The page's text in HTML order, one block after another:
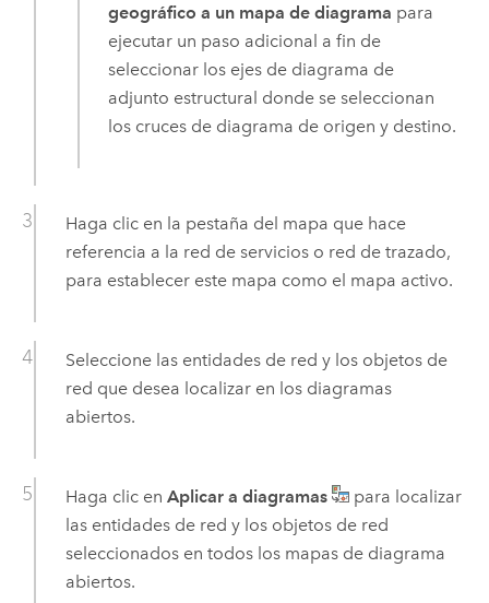
geográfico a un mapa de diagrama para
ejecutar un paso adicional a fin de
seleccionar los ejes de diagrama de
adjunto estructural donde se seleccionan
los cruces de diagrama de origen y destino.
Haga clic en la pestaña del mapa que hace
referencia a la red de servicios o red de trazado,
para establecer este mapa como el mapa activo.
Seleccione las entidades de red y los objetos de
red que desea localizar en los diagramas
abiertos.
Haga clic en Aplicar a diagramas
para localizar
las entidades de red y los objetos de red
seleccionados en todos los mapas de diagrama
abiertos.